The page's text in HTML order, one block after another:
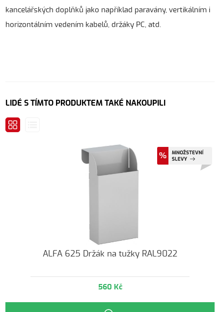
kancelářských doplňků jako například paravány, vertikálním i
horizontálním vedením kabelů, držáky PC, atd.
LIDÉ S TÍMTO PRODUKTEM TAKÉ NAKOUPILI
ALFA 625 Držák na tužky RAL9022
560 Kč